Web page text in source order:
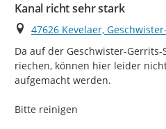
Kanal richt sehr stark
Ort
47626 Kevelaer,
Da auf der Geschwister-
riechen, können hier leider
aufgemacht werden.
Bitte reinigen